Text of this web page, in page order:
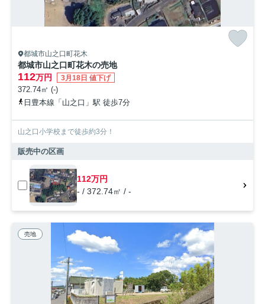
都城市山之口町花木
都城市山之口町花木の売地
112万円 3月18日 値下げ
372.74㎡ (-)
日豊本線「山之口」駅 徒歩7分
山之口小学校まで徒歩約3分！
販売中の区画
112万円
- / 372.74㎡ / -
売地